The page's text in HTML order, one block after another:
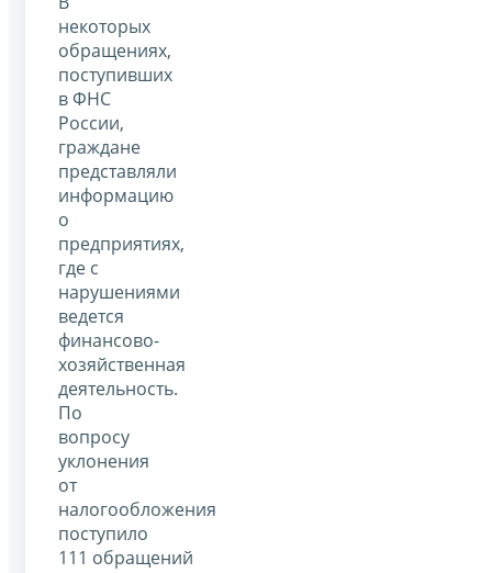
некоторых
обращениях,
поступивших
в ФНС
России,
граждане
представляли
информацию
о
предприятиях,
где с
нарушениями
ведется
финансово-
хозяйственная
деятельность.
По
вопросу
уклонения
от
налогообложения
поступило
111 обращений